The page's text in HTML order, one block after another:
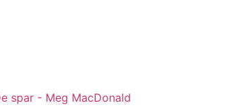
spar - Meg MacDonald